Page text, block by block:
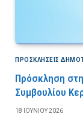
ΠΡΟΣΚΛΉΣΕΙΣ
Πρόσκληση
Συμβουλίου
18 ΙΟΥΝΊΟΥ 2026